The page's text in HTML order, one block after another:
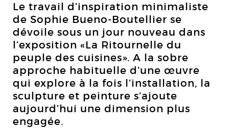
Le travail d’inspiration minimaliste
de Sophie Bueno-Boutellier se
dévoile sous un jour nouveau dans
l’exposition «La Ritournelle du
peuple des cuisines». A la sobre
approche habituelle d’une œuvre
qui explore à la fois l’installation, la
sculpture et peinture s’ajoute
aujourd’hui une dimension plus
engagée.